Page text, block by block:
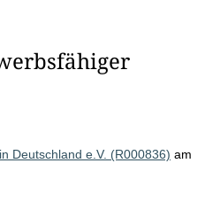
Deutschland e.V. (R000836) am